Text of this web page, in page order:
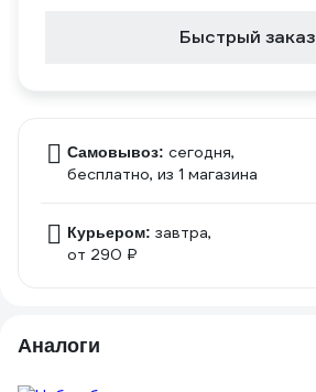
Быстрый заказ
Самовывоз: сегодня,
бесплатно, из 1 магазина
Курьером: завтра,
от 290 ₽
Аналоги